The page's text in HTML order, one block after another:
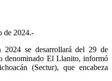
de 2024.-
se desarrollará del 29 de
denominado El Llanito, informó
(Sectur), que encabeza